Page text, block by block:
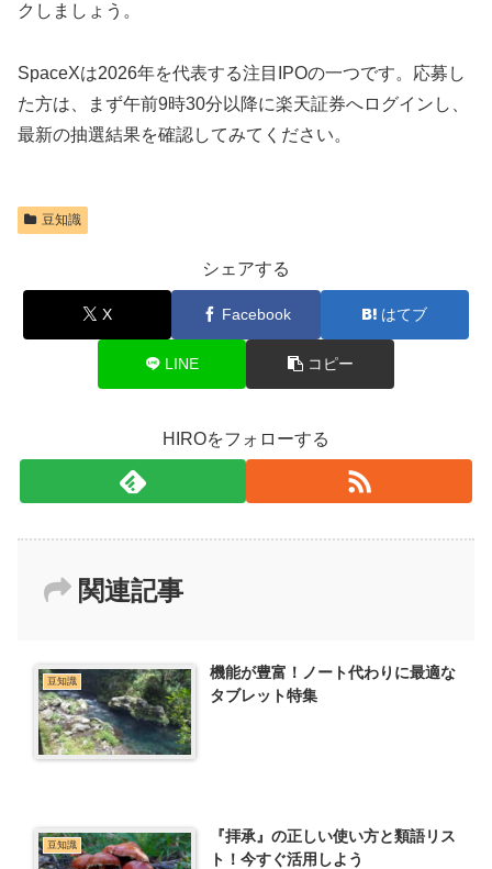
クしましょう。
SpaceXは2026年を代表する注目IPOの一つです。応募し
た方は、まず午前9時30分以降に楽天証券へログインし、
最新の抽選結果を確認してみてください。
豆知識
シェアする
X Facebook はてブ
LINE コピー
HIROをフォローする
関連記事
豆知識
機能が豊富！ノート代わりに最適な
タブレット特集
豆知識
『拝承』の正しい使い方と類語リス
ト！今すぐ活用しよう